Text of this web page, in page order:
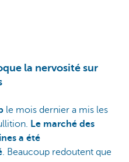
la nervosité sur
le mois dernier a mis les
Le marché des
a été
. Beaucoup redoutent que